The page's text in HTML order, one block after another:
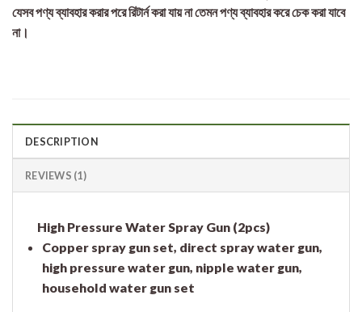
যেসব পণ্য ব্যাবহার করার পরে রিটার্ন করা যায় না তেমন পণ্য ব্যাবহার করে চেক করা যাবে
না।
DESCRIPTION
REVIEWS (1)
High Pressure Water Spray Gun (2pcs)
Copper spray gun set, direct spray water gun,
high pressure water gun, nipple water gun,
household water gun set